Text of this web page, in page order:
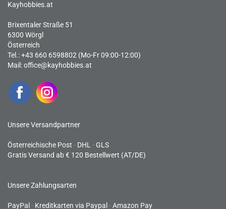
Kayhobbies.at
Brixentaler Straße 51
6300 Wörgl
Österreich
Tel.: +43 660 6598802 (Mo-Fr 09:00-12:00)
Mail:office@kayhobbies.at
Unsere Versandpartner
Österreichische Post - DHL -GLS
Gratis Versand ab € 120 Bestellwert (AT/DE)
Unsere Zahlungsarten
PayPal - Kreditkarten via Paypal -Amazon Pay